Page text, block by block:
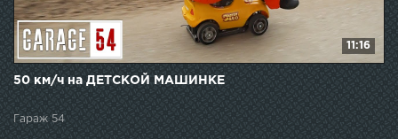
11:16
50 км/ч на ДЕТСКОЙ МАШИНКЕ
Гараж 54